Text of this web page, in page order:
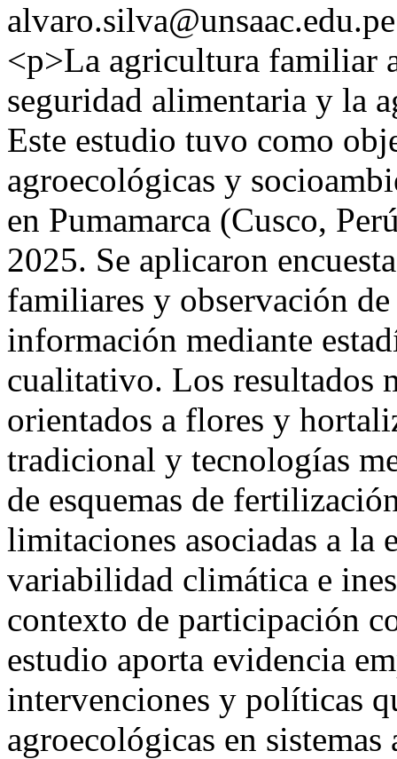
alvaro.silva@unsaac.edu.pe
<p>La agricultura familiar
seguridad alimentaria y la
Este estudio tuvo como
agroecológicas y
en Pumamarca (Cusco,
2025. Se aplicaron
familiares y observación
información mediante
cualitativo. Los resultados
orientados a flores y
tradicional y tecnologías
de esquemas de
limitaciones asociadas a la
variabilidad climática e
contexto de participación
estudio aporta evidencia
intervenciones y políticas
agroecológicas en